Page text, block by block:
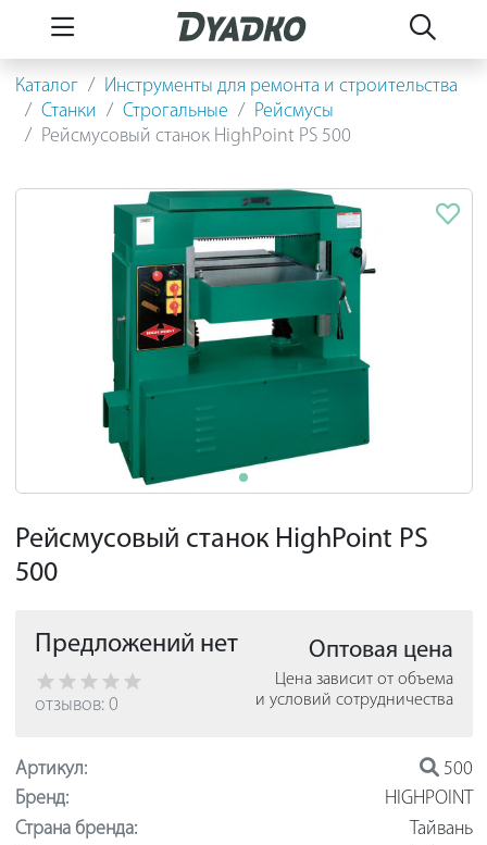
Каталог
Инструменты для ремонта и строительства
Станки
Строгальные
Рейсмусы
Рейсмусовый станок HighPoint PS 500
Рейсмусовый станок HighPoint PS
500
Предложений нет
отзывов: 0
Оптовая цена
Цена зависит от объема
и условий сотрудничества
Артикул:
500
Бренд:
HIGHPOINT
Страна бренда:
Тайвань